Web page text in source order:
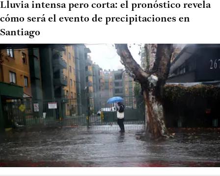
Lluvia intensa pero corta: el pronóstico revela
cómo será el evento de precipitaciones en
Santiago